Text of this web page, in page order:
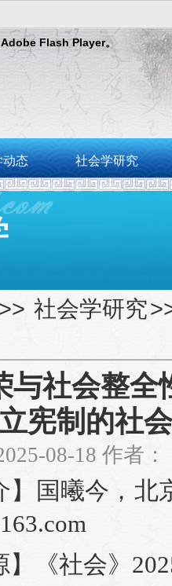
Adobe Flash Player。
动态 社会学研究
>> 社会学研究
与社会整
宪制的社
08-18 作者
】国曦今，
】《社会》